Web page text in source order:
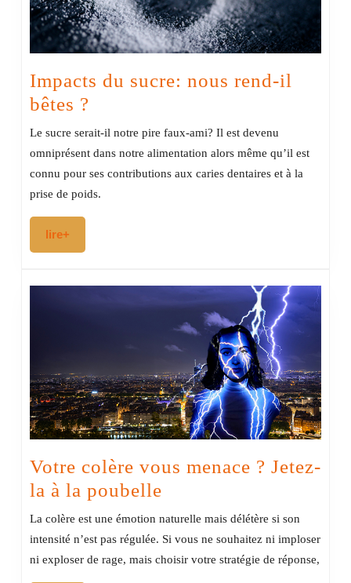
Impacts du sucre: nous rend-il
bêtes ?
du
sucre:
nous
rend-
Le sucre serait-il notre pire faux-ami? Il est devenu
omniprésent dans notre alimentation alors même qu’il est
connu pour ses contributions aux caries dentaires et à la
prise de poids.
lire+
Votre colère vous menace ? Jetez-
la à la poubelle
colère vous
menace
?
La colère est une émotion naturelle mais délétère si son
intensité n’est pas régulée. Si vous ne souhaitez ni imploser
ni exploser de rage, mais choisir votre stratégie de réponse,